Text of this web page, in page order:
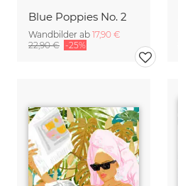
Blue Poppies No. 2
Wandbilder ab 17,90 €
22,90 € -25%